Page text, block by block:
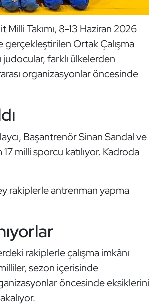
Takımı, 8-13 Haziran 2026
gerçekleştirilen Ortak Çalışma
judocular, farklı ülkelerden
organizasyonlar öncesinde
Başantrenör Sinan Sandal ve
milli sporcu katılıyor. Kadroda
rakiplerle antrenman yapma
rakiplerle çalışma imkânı
sezon içerisinde
öncesinde eksiklerini